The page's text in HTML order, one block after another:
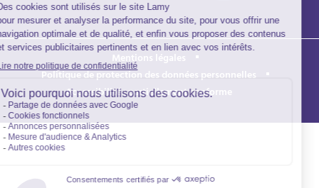
Mentions légales
Politique de protection des données personnelles
Accessibilité : partiellement conforme